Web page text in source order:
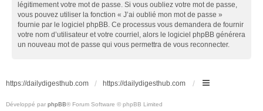
légitimement votre mot de passe. Si vous oubliez votre mot de passe,
vous pouvez utiliser la fonction « J’ai oublié mon mot de passe »
fournie par le logiciel phpBB. Ce processus vous demandera de fournir
votre nom d’utilisateur et votre courriel, alors le logiciel phpBB générera
un nouveau mot de passe qui vous permettra de vous reconnecter.
https://dailydigesthub.com https://dailydigesthub.com
Développé par phpBB® Forum Software © phpBB Limited